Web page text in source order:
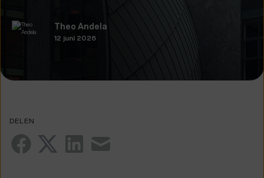
Theo Andela
12 juni 2026
DELEN